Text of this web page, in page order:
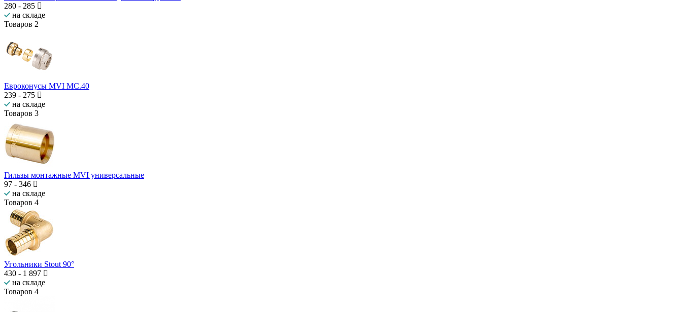
280 - 285
на складе
Товаров 2
Евроконусы MVI MC.40
239 - 275
на складе
Товаров 3
Гильзы монтажные MVI универсальные
97 - 346
на складе
Товаров 4
Угольники Stout 90°
430 - 1 897
на складе
Товаров 4